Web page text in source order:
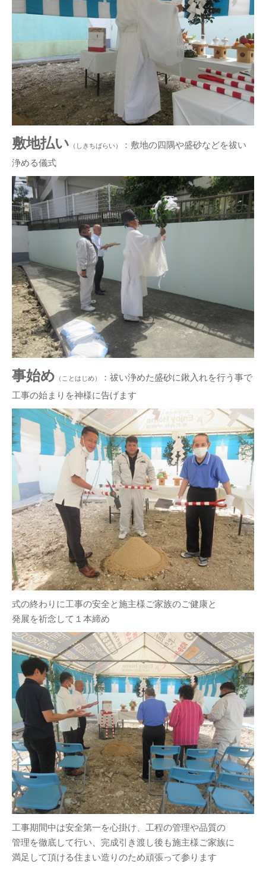
敷地払い （しきちばらい）
：敷地の四隅や盛砂などを祓い
浄める儀式
事始め （ことはじめ）
：祓い浄めた盛砂に鍬入れを行う事で
工事の始まりを神様に告げます
式の終わりに工事の安全と施主様ご家族のご健康と
発展を祈念して１本締め
工事期間中は安全第一を心掛け、工程の管理や品質の
管理を徹底して行い、完成引き渡し後も施主様ご家族に
満足して頂ける住まい造りのため頑張って参ります